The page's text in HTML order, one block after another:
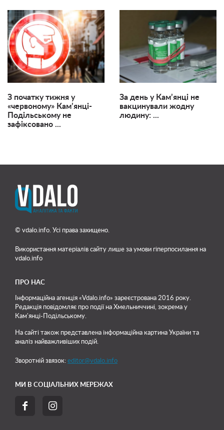
З початку тижня у
«червоному» Кам’янці-
Подільському не
зафіксовано ...
За день у Кам’янці не
вакцинували жодну
людину: ...
© vdalo.info. Усі права захищено.
Використання матеріалів сайту лише за умови гіперпосилання на
vdalo.info
ПРО НАС
Інформаційна агенція «Vdalo.info» зареєстрована 2016 року.
Редакція повідомляє про події на Хмельниччині, зокрема у
Кам'янці-Подільському.
На сайті також представлена інформаційна картина України та
аналіз найважливіших подій.
Зворотній звязок: editor@vdalo.info
МИ В СОЦІАЛЬНИХ МЕРЕЖАХ
 